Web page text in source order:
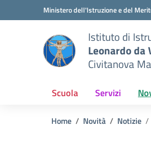
Vai ai contenuti
Vai al menu di navigazioneMinistero dell'Istruzione e del
Istituto di
Leonardo da
Civitanova
Scuola Servizi
Home Novità Notizie